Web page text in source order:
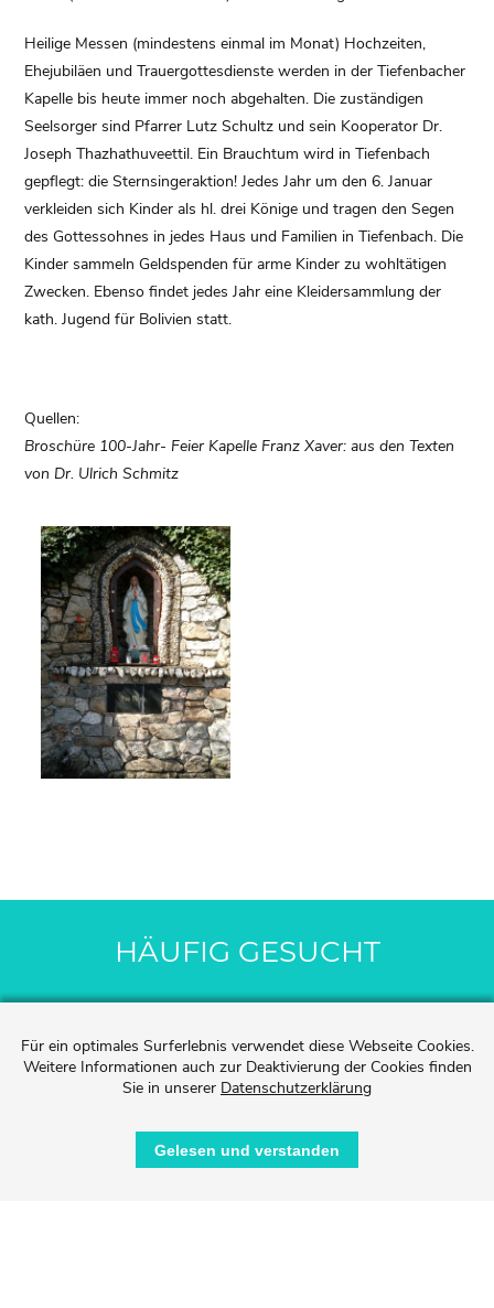
Heilige Messen (mindestens einmal im Monat) Hochzeiten,
Ehejubiläen und Trauergottesdienste werden in der Tiefenbacher
Kapelle bis heute immer noch abgehalten. Die zuständigen
Seelsorger sind Pfarrer Lutz Schultz und sein Kooperator Dr.
Joseph Thazhathuveettil. Ein Brauchtum wird in Tiefenbach
gepflegt: die Sternsingeraktion! Jedes Jahr um den 6. Januar
verkleiden sich Kinder als hl. drei Könige und tragen den Segen
des Gottessohnes in jedes Haus und Familien in Tiefenbach. Die
Kinder sammeln Geldspenden für arme Kinder zu wohltätigen
Zwecken. Ebenso findet jedes Jahr eine Kleidersammlung der
kath. Jugend für Bolivien statt.
Quellen:
Broschüre 100-Jahr- Feier Kapelle Franz Xaver: aus den Texten
von Dr. Ulrich Schmitz
HÄUFIG GESUCHT
KEGELBAHN
Für ein optimales Surferlebnis verwendet diese Webseite Cookies.
Weitere Informationen auch zur Deaktivierung der Cookies finden
Sie in unserer Datenschutzerklärung
Gelesen und verstanden